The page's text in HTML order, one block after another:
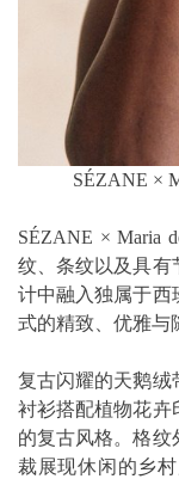
SÉZANE ×
SÉZANE × Maria
纹、条纹以及具有
计中融入独属于西
式的精致、优雅与
复古闪耀的天鹅绒
衬衫搭配植物花卉
的复古风格。格纹
裁展现休闲的乡